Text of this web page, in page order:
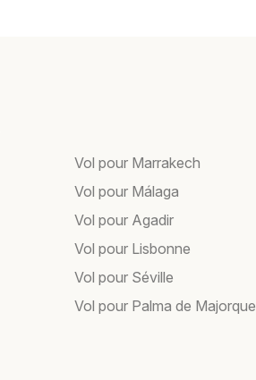
Vol pour Marrakech
Vol pour Málaga
Vol pour Agadir
Vol pour Lisbonne
Vol pour Séville
Vol pour Palma de Majorque